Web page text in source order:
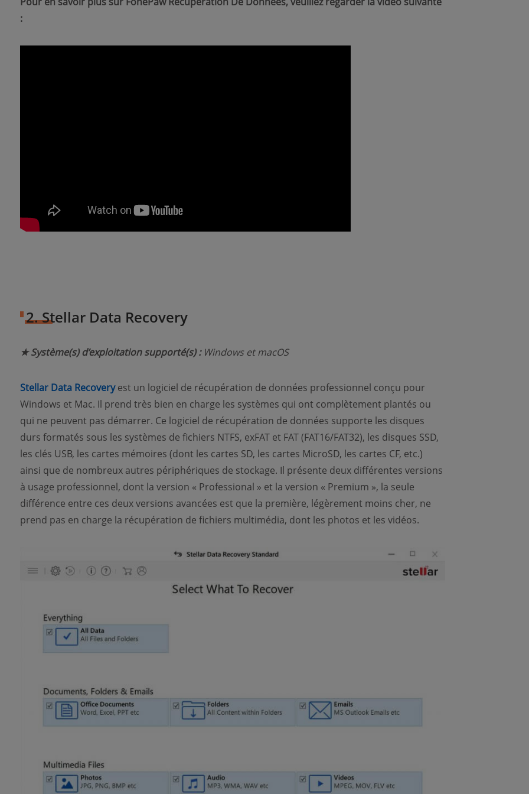
:
2. Stellar Data Recovery
★ Système(s) d’exploitation supporté(s) :Windows et macOS
Stellar Data Recoveryest un logiciel de récupération de données professionnel conçu pour
Windows et Mac. Il prend très bien en charge les systèmes qui ont complètement plantés ou
qui ne peuvent pas démarrer. Ce logiciel de récupération de données supporte les disques
durs formatés sous les systèmes de fichiers NTFS, exFAT et FAT (FAT16/FAT32), les disques SSD,
les clés USB, les cartes mémoires (dont les cartes SD, les cartes MicroSD, les cartes CF, etc.)
ainsi que de nombreux autres périphériques de stockage. Il présente deux différentes versions
à usage professionnel, dont la version « Professional » et la version « Premium », la seule
différence entre ces deux versions avancées est que la première, légèrement moins cher, ne
prend pas en charge la récupération de fichiers multimédia, dont les photos et les vidéos.